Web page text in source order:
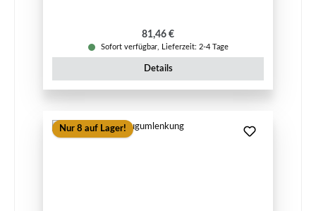
Regulärer Preis:
81,46 €
Sofort verfügbar, Lieferzeit: 2-4 Tage
Details
Nur 8 auf Lager!